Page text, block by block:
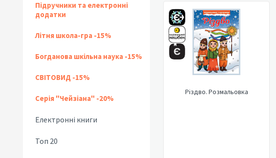
Підручники та електронні
додатки
Літня школа-гра -15%
Богданова шкільна наука -15%
СВІТОВИД -15%
Серія "Чейзіана" -20%
Електронні книги
Топ 20
Різдво. Розмальовка